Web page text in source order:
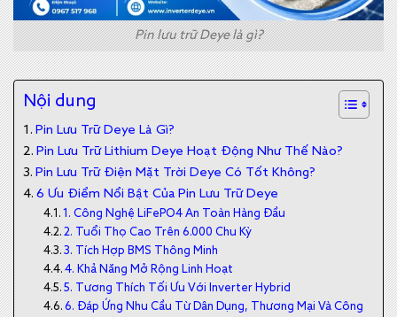
Pin lưu trữ Deye là gì?
Nội dung
Pin Lưu Trữ Deye Là Gì?
Pin Lưu Trữ Lithium Deye Hoạt Động Như Thế Nào?
Pin Lưu Trữ Điện Mặt Trời Deye Có Tốt Không?
6 Ưu Điểm Nổi Bật Của Pin Lưu Trữ Deye
1. Công Nghệ LiFePO4 An Toàn Hàng Đầu
2. Tuổi Thọ Cao Trên 6.000 Chu Kỳ
3. Tích Hợp BMS Thông Minh
4. Khả Năng Mở Rộng Linh Hoạt
5. Tương Thích Tối Ưu Với Inverter Hybrid
6. Đáp Ứng Nhu Cầu Từ Dân Dụng, Thương Mại Và Công